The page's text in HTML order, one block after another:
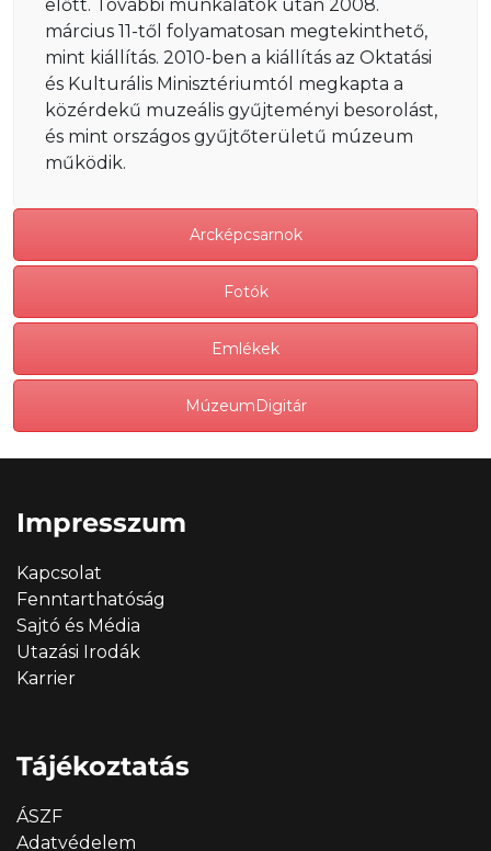
előtt. További munkálatok után 2008.
március 11-től folyamatosan megtekinthető,
mint kiállítás. 2010-ben a kiállítás az Oktatási
és Kulturális Minisztériumtól megkapta a
közérdekű muzeális gyűjteményi besorolást,
és mint országos gyűjtőterületű múzeum
működik.
Arcképcsarnok
Fotók
Emlékek
MúzeumDigitár
Impresszum
Kapcsolat
Fenntarthatóság
Sajtó és Média
Utazási Irodák
Karrier
Tájékoztatás
ÁSZF
Adatvédelem